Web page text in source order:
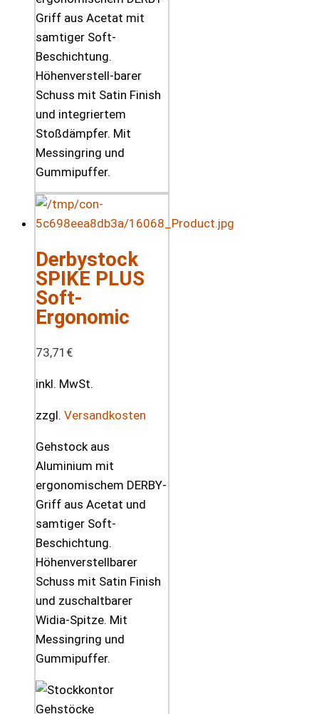
Griff aus Acetat mit
samtiger Soft-
Beschichtung.
Höhenverstell-barer
Schuss mit Satin Finish
und integriertem
Stoßdämpfer. Mit
Messingring und
Gummipuffer.
Derbystock
SPIKE PLUS
Soft-
Ergonomic
73,71 €
inkl. MwSt.
zzgl. Versandkosten
Gehstock aus
Aluminium mit
ergonomischem DERBY-
Griff aus Acetat und
samtiger Soft-
Beschichtung.
Höhenverstellbarer
Schuss mit Satin Finish
und zuschaltbarer
Widia-Spitze. Mit
Messingring und
Gummipuffer.